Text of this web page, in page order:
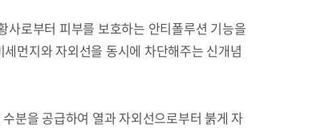
사로부터 피부를 보호하는 안티폴루션 기능을
먼지와 자외선을 동시에 차단해주는 신개념
을 공급하여 열과 자외선으로부터 붉게 자